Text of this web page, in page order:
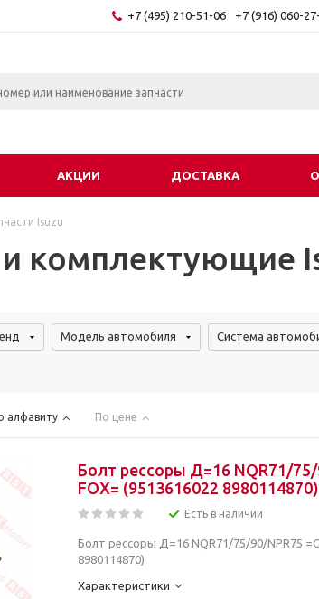
+7 (495) 210-51-06 +7 (916) 060-
АКЦИИ ДОСТАВКА
Isuzu
комплектующие
Модель автомобиля Система
алфавиту По цене
Болт рессоры Д=16 NQR71/75/
FOX= (9513616022 8980114870)
Есть в наличии
Болт рессоры Д=16 NQR71/75/90/NPR75
8980114870)
Характеристики